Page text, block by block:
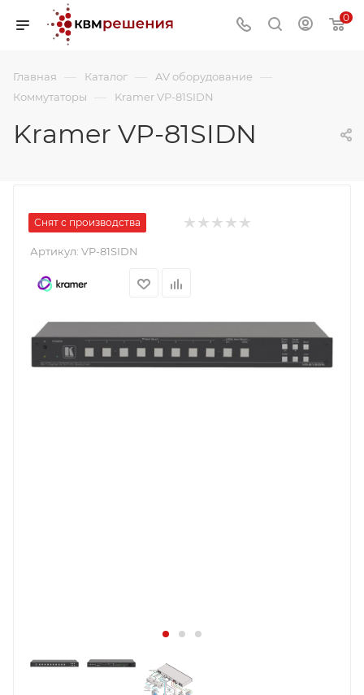
0
Главная — Каталог — AV оборудование —
Коммутаторы — Kramer VP-81SIDN
Kramer VP-81SIDN
Снят с производства
Артикул: VP-81SIDN